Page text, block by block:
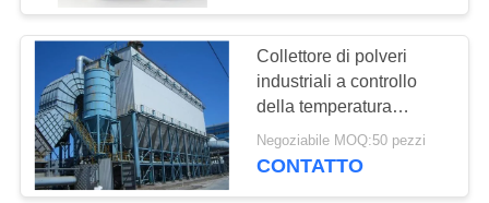
Collettore di polveri
industriali a controllo
della temperatura
automatico
Negoziabile MOQ:50 pezzi
CONTATTO